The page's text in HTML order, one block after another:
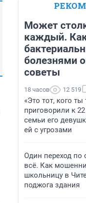
Может
каждый.
болезнями
советы
18 часов 12 519
«Это тот, кого
приговорили к
семьи его
ей с угрозами
Один переход по
всё. Как
школьницу в
поджога здания